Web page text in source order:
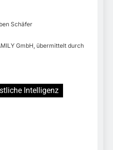
Schäfer
GmbH, übermittelt durch
Intelligenz